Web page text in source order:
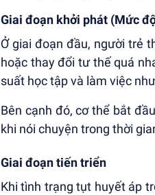
Giai đoạn khởi phát (Mức
Ở giai đoạn đầu, người trẻ
hoặc thay đổi tư thế quá
suất học tập và làm việc
Bên cạnh đó, cơ thể bắt
khi nói chuyện trong thời
Giai đoạn tiến triển
Khi tình trạng tụt huyết áp